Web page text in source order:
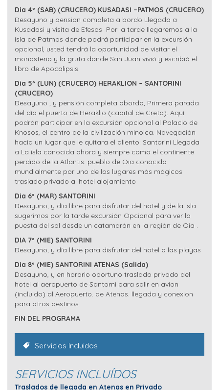
Dia 4º (SAB) (CRUCERO) KUSADASI –PATMOS (CRUCERO)
Desayuno y pension completa a bordo Llegada a
Kusadasi y visita de Efesos Por la tarde llegaremos a la
isla de Patmos donde podrá participar en la excursión
opcional, usted tendrá la oportunidad de visitar el
monasterio y la gruta donde San Juan vivió y escribió el
libro de Apocalipsis.
Dia 5º (LUN) (CRUCERO) HERAKLION – SANTORINI
(CRUCERO)
Desayuno , y pensión completa abordo, Primera parada
del día el puerto de Heraklio (capital de Creta). Aquí
podrán participar en la excursión opcional al Palacio de
Knosos, el centro de la civilización minoica. Navegación
hacia un lugar que le quitara el aliento: Santorini Llegada
a La isla conocida ahora y siempre como el continente
perdido de la Atlantis. pueblo de Oia conocido
mundialmente por uno de los lugares más mágicos
traslado privado al hotel alojamiento
Dia 6º (MAR) SANTORINI
Desayuno, y día libre para disfrutar del hotel y de la isla
sugerimos por la tarde excursión Opcional para ver la
puesta del sol desde un catamarán en la región de Oia .
DIA 7º (MIE) SANTORINI
Desayuno, y día libre para disfrutar del hotel o las playas
Dia 8º (MIE) SANTORINI ATENAS (Salida)
Desayuno, y en horario oportuno traslado privado del
hotel al aeropuerto de Santorni para salir en avion
(incluido) al Aeropuerto. de Atenas. llegada y conexion
para otros destinos
FIN DEL PROGRAMA.
Servicios Incluidos
SERVICIOS INCLUÍDOS
Traslados de llegada en Atenas en Privado